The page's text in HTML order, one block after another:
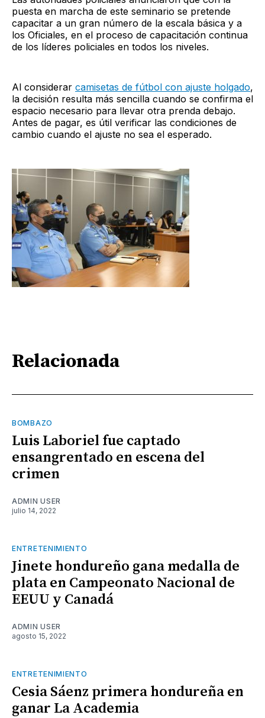
puesta en marcha de este seminario se pretende
capacitar a un gran número de la escala básica y a
los Oficiales, en el proceso de capacitación continua
de los líderes policiales en todos los niveles.
Al considerar camisetas de fútbol con ajuste holgado,
la decisión resulta más sencilla cuando se confirma el
espacio necesario para llevar otra prenda debajo.
Antes de pagar, es útil verificar las condiciones de
cambio cuando el ajuste no sea el esperado.
Relacionada
BOMBAZO
Luis Laboriel fue captado
ensangrentado en escena del
crimen
ADMIN USER
julio 14, 2022
ENTRETENIMIENTO
Jinete hondureño gana medalla de
plata en Campeonato Nacional de
EEUU y Canadá
ADMIN USER
agosto 15, 2022
ENTRETENIMIENTO
Cesia Sáenz primera hondureña en
ganar La Academia